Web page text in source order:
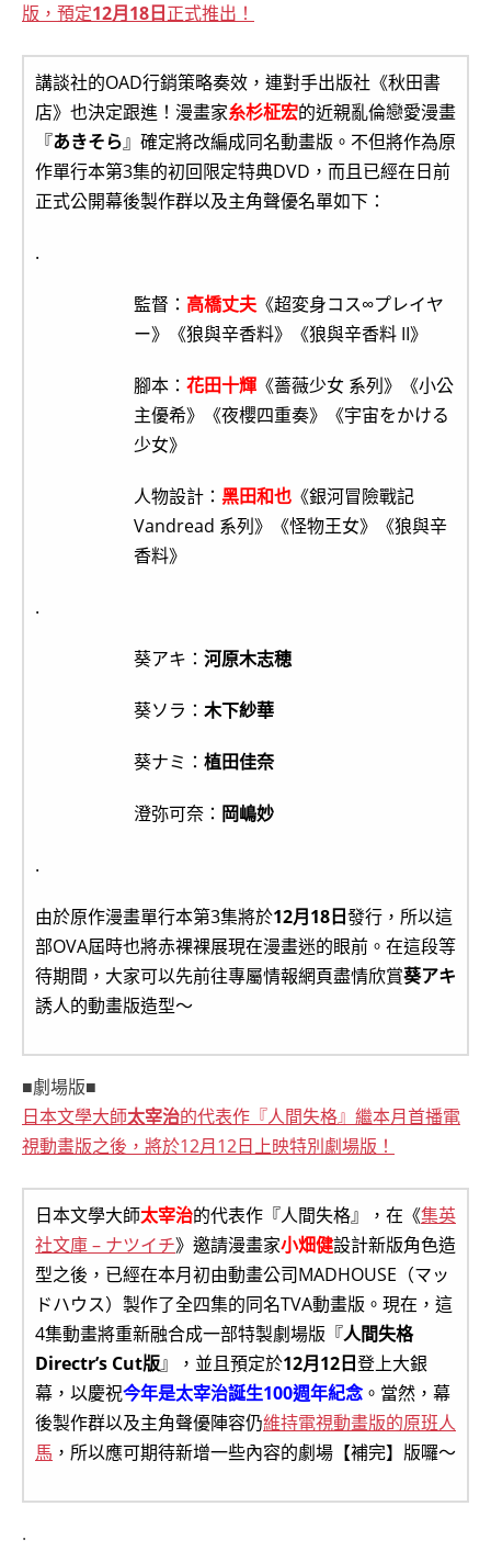
版，預定12月18日正式推出！
講談社的OAD行銷策略奏效，連對手出版社《秋田書
店》也決定跟進！漫畫家糸杉柾宏的近親亂倫戀愛漫畫
『あきそら』確定將改編成同名動畫版。不但將作為原
作單行本第3集的初回限定特典DVD，而且已經在日前
正式公開幕後製作群以及主角聲優名單如下：
.
監督： 高橋丈夫 《超変身コス∞プレイヤ
ー》《狼與辛香料》《狼與辛香料 II》
腳本： 花田十輝 《薔薇少女 系列》《小公
主優希》《夜櫻四重奏》《宇宙をかける
少女》
人物設計： 黑田和也 《銀河冒險戰記
Vandread 系列》《怪物王女》《狼與辛
香料》
.
葵アキ： 河原木志穂
葵ソラ： 木下紗華
葵ナミ： 植田佳奈
澄弥可奈： 岡嶋妙
.
由於原作漫畫單行本第3集將於12月18日發行，所以這
部OVA屆時也將赤裸裸展現在漫畫迷的眼前。在這段等
待期間，大家可以先前往專屬情報網頁盡情欣賞葵アキ
誘人的動畫版造型～
■劇場版■
日本文學大師太宰治的代表作『人間失格』繼本月首播電
視動畫版之後，將於12月12日上映特別劇場版！
日本文學大師太宰治的代表作『人間失格』，在《集英
社文庫 – ナツイチ》邀請漫畫家小畑健設計新版角色造
型之後，已經在本月初由動畫公司MADHOUSE（マッ
ドハウス）製作了全四集的同名TVA動畫版。現在，這
4集動畫將重新融合成一部特製劇場版『人間失格
Directr’s Cut版』，並且預定於12月12日登上大銀
幕，以慶祝今年是太宰治誕生100週年紀念。當然，幕
後製作群以及主角聲優陣容仍維持電視動畫版的原班人
馬 ，所以應可期待新增一些內容的劇場【補完】版囉～
.